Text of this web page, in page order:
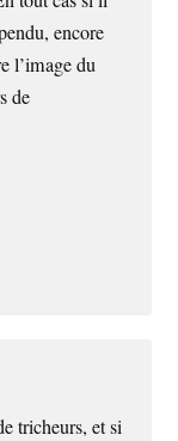
encore
l’image du
de
tricheurs, et si